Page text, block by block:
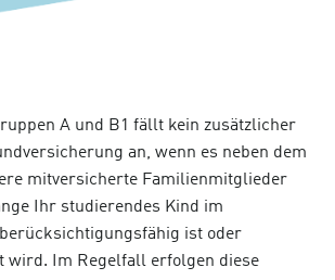
A und B1 fällt kein zusätzlicher
an, wenn es neben dem
mitversicherte Familienmitglieder
Ihr studierendes Kind im
ist oder
wird. Im Regelfall erfolgen diese